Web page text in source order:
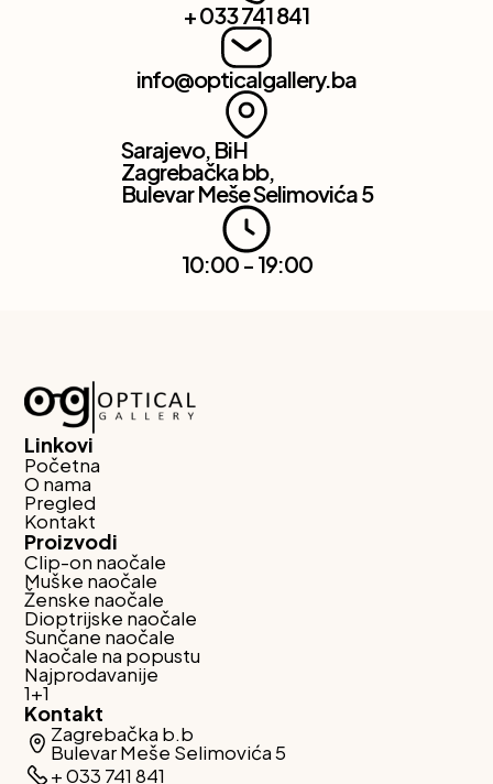
+ 033 741 841
info@opticalgallery.ba
Sarajevo, BiH
Zagrebačka bb,
Bulevar Meše Selimovića 5
10:00 - 19:00
Linkovi
Početna
O nama
Pregled
Kontakt
Proizvodi
Clip-on naočale
Muške naočale
Ženske naočale
Dioptrijske naočale
Sunčane naočale
Naočale na popustu
Najprodavanije
1+1
Kontakt
Zagrebačka b.b
Bulevar Meše Selimovića 5
+ 033 741 841